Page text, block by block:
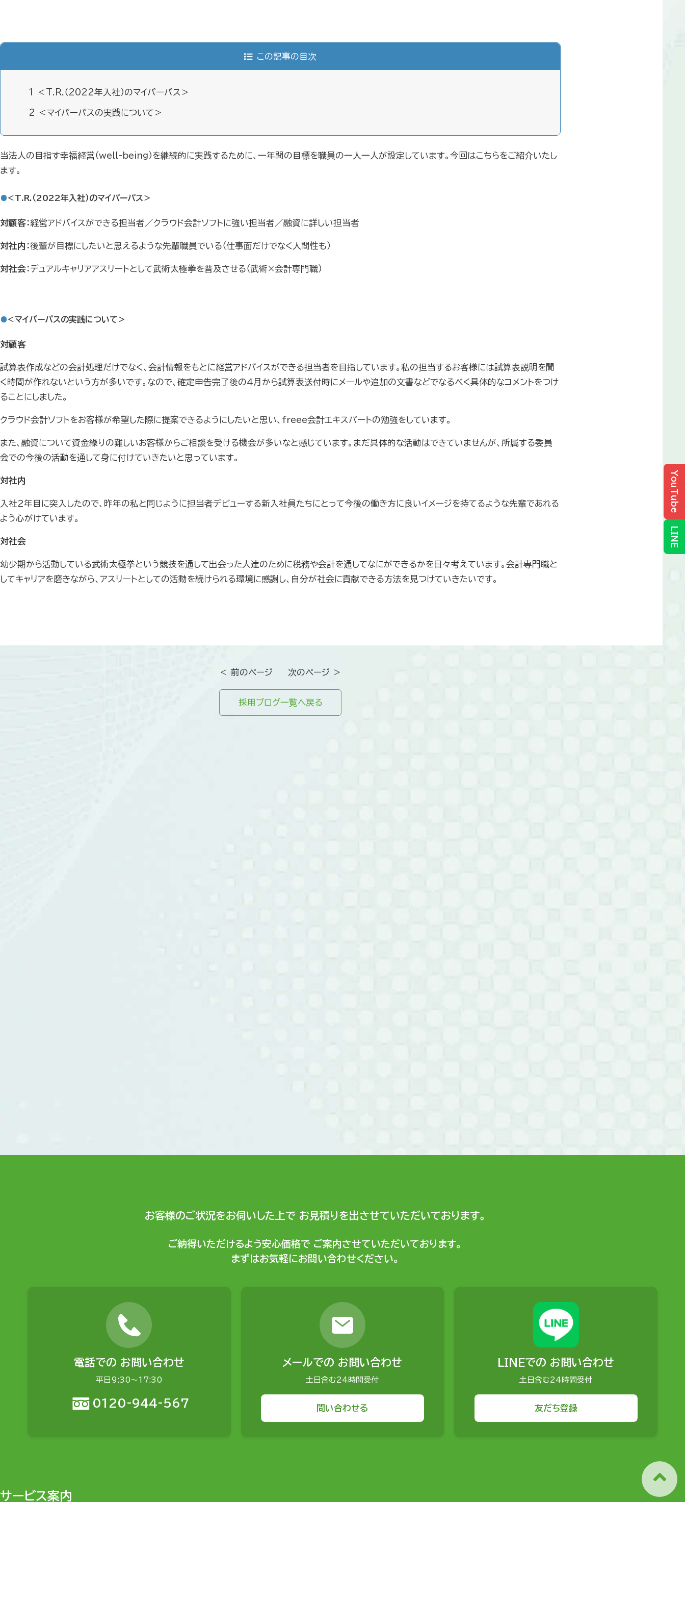
この記事の目次
1 ＜T.R.（2022年入社）のマイパーパス＞
2 ＜マイパーパスの実践について＞
当法人の目指す幸福経営（well-being ）を継続的に実践するために、一年間の目標を職員の一人一人が設定しています。今回はこちらをご紹介いたし
ます。
＜T.R.（2022年入社）のマイパーパス＞
対顧客：経営アドバイスができる担当者／クラウド会計ソフトに強い担当者／融資に詳しい担当者
対社内：後輩が目標にしたいと思えるような先輩職員でいる（仕事面だけでなく人間性も）
対社会：デュアルキャリアアスリートとして武術太極拳を普及させる（武術×会計専門職）
＜マイパーパスの実践について＞
対顧客
試算表作成などの会計処理だけでなく、会計情報をもとに経営アドバイスができる担当者を目指しています。私の担当するお客様には試算表説明を聞
く時間が作れないという方が多いです。なので、確定申告完了後の４月から試算表送付時にメールや追加の文書などでなるべく具体的なコメントをつけ
ることにしました。
クラウド会計ソフトをお客様が希望した際に提案できるようにしたいと思い、 freee会計エキスパートの勉強をしています。
また、融資について資金繰りの難しいお客様からご相談を受ける機会が多いなと感じています。まだ具体的な活動はできていませんが、所属する委員
会での今後の活動を通して身に付けていきたいと思っています。
対社内
入社２年目に突入したので、昨年の私と同じように担当者デビューする新入社員たちにとって今後の働き方に良いイメージを持てるような先輩であれる
よう心がけています。
対社会
幼少期から活動している武術太極拳という競技を通して出会った人達のために税務や会計を通してなにができるかを日々考えています。会計専門職と
してキャリアを磨きながら、アスリートとしての活動を続けられる環境に感謝し、自分が社会に貢献できる方法を見つけていきたいです。
＜ 前のページ 次のページ ＞
採用ブログ一覧へ戻る
お客様のご状況をお伺いした上で お見積りを出させていただいております。
ご納得いただけるよう安心価格で ご案内させていただいております。
まずはお気軽にお問い合わせください。
電話での お問い合わせ
平日9:30〜17:30
0120-944-567
メールでの お問い合わせ
土日含む24時間受付
問い合わせる
LINEでの お問い合わせ
土日含む24時間受付
友だち登録
サービス案内
YouTube
LINE